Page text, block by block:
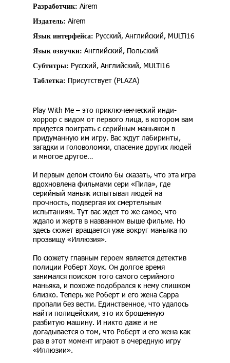
Разработчик: Airem
Издатель: Airem
Язык интерфейса: Русский, Английский, MULTi16
Язык озвучки: Английский, Польский
Субтитры: Русский, Английский, MULTi16
Таблетка: Присутствует (PLAZA)
Play With Me – это приключенческий инди-
хоррор с видом от первого лица, в котором вам
придется поиграть с серийным маньяком в
придуманную им игру. Вас ждут лабиринты,
загадки и головоломки, спасение других людей
и многое другое…
И первым делом стоило бы сказать, что эта игра
вдохновлена фильмами сери «Пила», где
серийный маньяк испытывал людей на
прочность, подвергая их смертельным
испытаниям. Тут вас ждет то же самое, что
ждало и жертв в названном выше фильме. Но
здесь сюжет вращается уже вокруг маньяка по
прозвищу «Иллюзия».
По сюжету главным героем является детектив
полиции Роберт Хоук. Он долгое время
занимался поиском того самого серийного
маньяка, и похоже подобрался к нему слишком
близко. Теперь же Роберт и его жена Сарра
пропали без вести. Единственное, что удалось
найти полицейским, это их брошенную
разбитую машину. И никто даже и не
догадывается о том, что Роберт и его жена как
раз в этот момент играют в очередную игру
«Иллюзии».